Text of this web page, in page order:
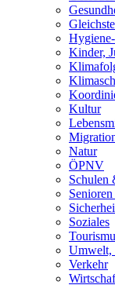
Kinder,
Kultur
Natur
ÖPNV
Schulen
Soziales
Umwelt,
Verkehr